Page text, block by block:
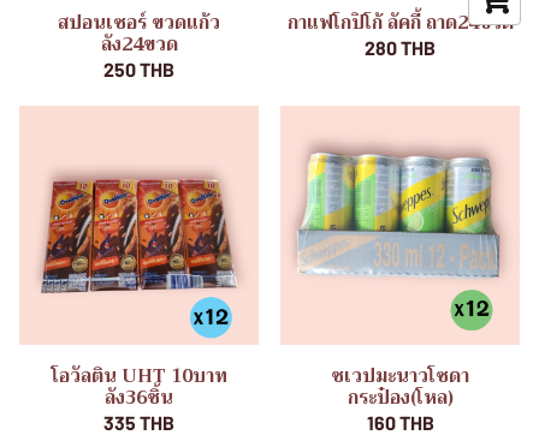
สปอนเซอร์ ขวดแก้ว
ลัง24ขวด
250 THB
กาแฟโกปิโก้ ลัคกี้ ถาด24ขวด
280 THB
โอวัลติน UHT 10บาท
ลัง36ชิ้น
335 THB
ชเวปมะนาวโซดา
กระป๋อง(โหล)
160 THB